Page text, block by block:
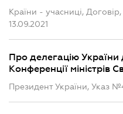
Країни - учасниці,
13.09.2021
Про делегацію України
Конференції міністрів
Президент України, Указ